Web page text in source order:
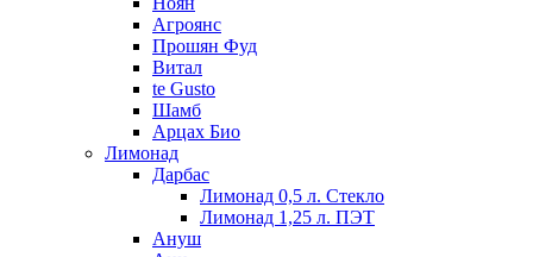
Агроянс
Прошян Фуд
Витал
te Gusto
Шамб
Арцах Био
Лимонад
Дарбас
Лимонад 0,5 л. Стекло
Лимонад 1,25 л. ПЭТ
Ануш